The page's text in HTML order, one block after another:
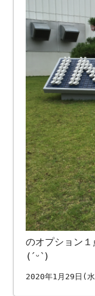
のオプション
(ˊᵕˋ)
2020年1月29日(